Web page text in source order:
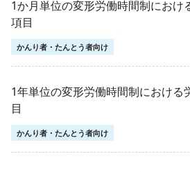
1か月単位の変形労働時間制におけ
項目
かんり者・たんとう者向け
1年単位の変形労働時間制における
目
かんり者・たんとう者向け